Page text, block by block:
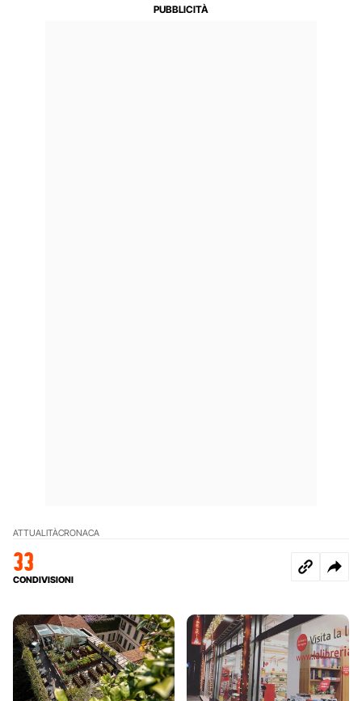
ATTUALITÀCRONACA
33
CONDIVISIONI